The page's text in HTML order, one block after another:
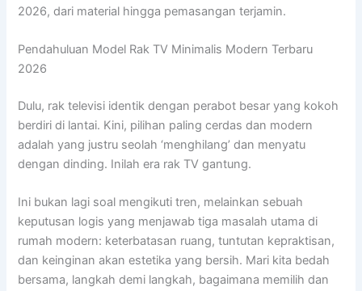
2026, dari material hingga pemasangan terjamin.
Pendahuluan Model Rak TV Minimalis Modern Terbaru
2026
Dulu, rak televisi identik dengan perabot besar yang kokoh
berdiri di lantai. Kini, pilihan paling cerdas dan modern
adalah yang justru seolah ‘menghilang’ dan menyatu
dengan dinding. Inilah era rak TV gantung.
Ini bukan lagi soal mengikuti tren, melainkan sebuah
keputusan logis yang menjawab tiga masalah utama di
rumah modern: keterbatasan ruang, tuntutan kepraktisan,
dan keinginan akan estetika yang bersih. Mari kita bedah
bersama, langkah demi langkah, bagaimana memilih dan